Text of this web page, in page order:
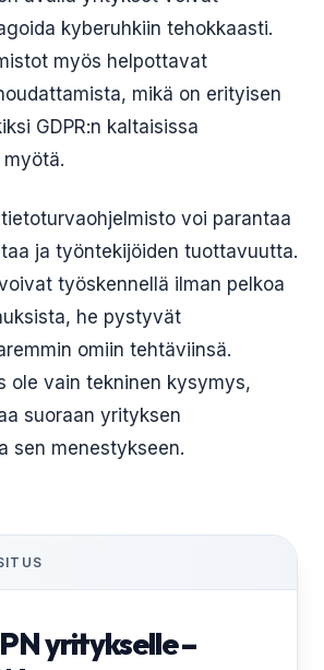
kyberuhkiin tehokkaasti.
myös helpottavat
mikä on erityisen
GDPR:n kaltaisissa
voi parantaa
ja työntekijöiden tuottavuutta.
työskennellä ilman pelkoa
he pystyvät
omiin tehtäviinsä.
ole vain tekninen kysymys,
suoraan yrityksen
sen menestykseen.
yritykselle –